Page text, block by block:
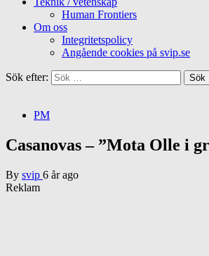
Human Frontiers
Om oss
Integritetspolicy
Angående cookies på svip.se
Sök efter:
PM
Casanovas – ”Mota Olle i
By svip 6 år ago
Reklam